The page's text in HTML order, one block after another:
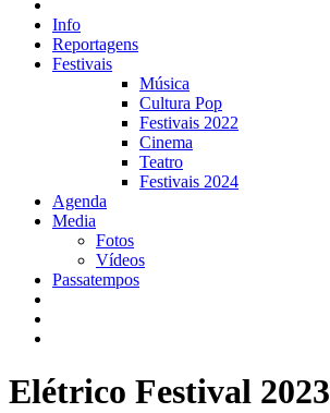
Info
Reportagens
Festivais
Música
Cultura Pop
Festivais 2022
Cinema
Teatro
Festivais 2024
Agenda
Media
Fotos
Vídeos
Passatempos
Elétrico Festival 2023